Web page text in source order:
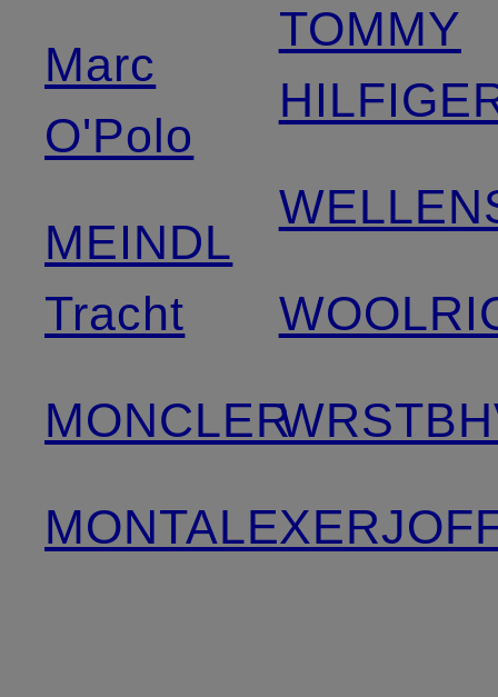
Marc
O'Polo
MEINDL
Tracht
MONCLER
MONTALE
TOMMY